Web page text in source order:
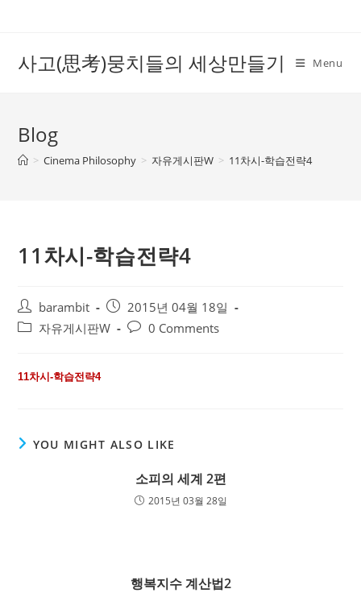
사고(思考)뭉치들의 세상만들기 Menu
Blog
> Cinema Philosophy > 자유게시판W > 11차시-학습전략4
11차시-학습전략4
Post
author:
barambit
Post
published:
2015년 04월 18일
Post자유게시판W
Post0 Comments
11차시-학습전략4
YOU MIGHT ALSO LIKE
소피의 세계 2편
2015년 03월 28일
행복지수 계산법2